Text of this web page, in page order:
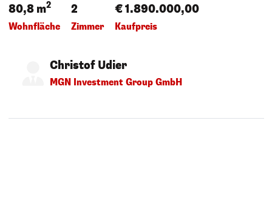
80,8 m2
Wohnfläche
2
Zimmer
€ 1.890.000,00
Kaufpreis
Christof Udier
MGN Investment Group GmbH